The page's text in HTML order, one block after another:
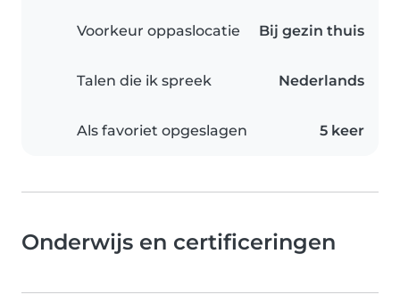
Voorkeur oppaslocatie Bij gezin thuis
Talen die ik spreek Nederlands
Als favoriet opgeslagen 5 keer
Onderwijs en certificeringen